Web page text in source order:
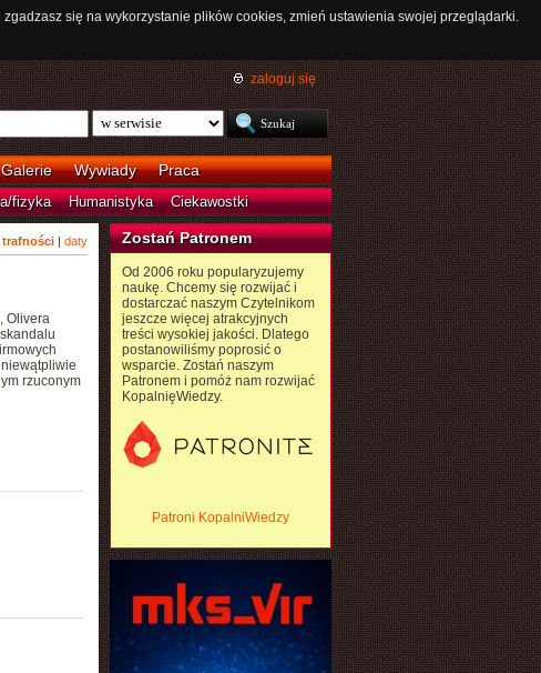
się na wykorzystanie plików cookies, zmień ustawienia swojej przeglądarki.
zaloguj się
Galerie Wywiady Praca
fizyka Humanistyka Ciekawostki
trafności| daty
Olivera
rzuconym
Zostań Patronem
Od 2006 roku popularyzujemy
naukę. Chcemy się rozwijać i
dostarczać naszym Czytelnikom
jeszcze więcej atrakcyjnych
treści wysokiej jakości. Dlatego
postanowiliśmy poprosić o
wsparcie. Zostań naszym
Patronem i pomóż nam rozwijać
KopalnięWiedzy.
Patroni KopalniWiedzy